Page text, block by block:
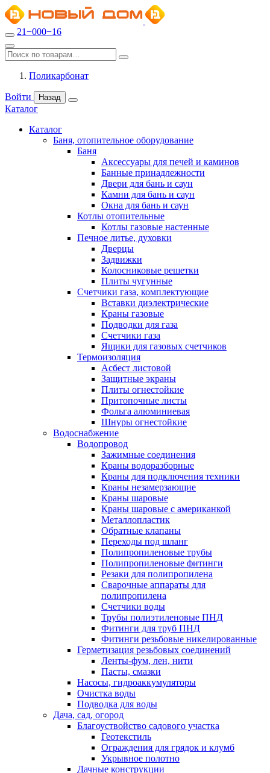
21−000−16
Поликарбонат
Войти Назад
Каталог
Каталог
Баня, отопительное оборудование
Баня
Аксессуары для печей и каминов
Банные принадлежности
Двери для бань и саун
Камни для бань и саун
Окна для бань и саун
Котлы отопительные
Котлы газовые настенные
Печное литье, духовки
Дверцы
Задвижки
Колосниковые решетки
Плиты чугунные
Счетчики газа, комплектующие
Вставки диэлектрические
Краны газовые
Подводки для газа
Счетчики газа
Ящики для газовых счетчиков
Термоизоляция
Асбест листовой
Защитные экраны
Плиты огнестойкие
Притопочные листы
Фольга алюминиевая
Шнуры огнестойкие
Водоснабжение
Водопровод
Зажимные соединения
Краны водоразборные
Краны для подключения техники
Краны незамерзающие
Краны шаровые
Краны шаровые с американкой
Металлопластик
Обратные клапаны
Переходы под шланг
Полипропиленовые трубы
Полипропиленовые фитинги
Резаки для полипропилена
Сварочные аппараты для
полипропилена
Счетчики воды
Трубы полиэтиленовые ПНД
Фитинги для труб ПНД
Фитинги резьбовые никелированные
Герметизация резьбовых соединений
Ленты-фум, лен, нити
Пасты, смазки
Насосы, гидроаккумуляторы
Очистка воды
Подводка для воды
Дача, сад, огород
Благоуствойство садового участка
Геотекстиль
Ограждения для грядок и клумб
Укрывное полотно
Дачные конструкции